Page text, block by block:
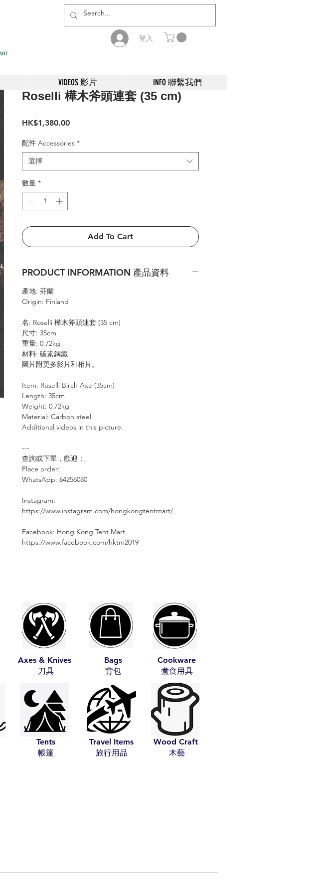
登入
VIDEOS 影片 INFO 聯繫我們
Roselli 樺木斧頭連套 (35 cm)
HK$1,380.00價
配件 Accessories *
選擇
數量 *
Add To Cart
PRODUCT INFORMATION 產品資料
產地: 芬蘭
Origin: Finland
名: Roselli 樺木斧頭連套 (35 cm)
尺寸: 35cm
重量: 0.72kg
材料: 碳素鋼鐵
圖片附更多影片和相片。
Item: Roselli Birch Axe (35cm)
Length: 35cm
Weight: 0.72kg
Material: Carbon steel
Additional videos in this picture.
---
查詢或下單，歡迎：
Place order:
WhatsApp: 64256080
Instagram:
https://www.instagram.com/hongkongtentmart/
Facebook: Hong Kong Tent Mart
https://www.facebook.com/hktm2019
Axes & Knives
​刀具
Tents
​帳篷
Bags
​背包
Travel Items
​旅行用品
Cookware
​煮食用具
Wood Craft
​木藝